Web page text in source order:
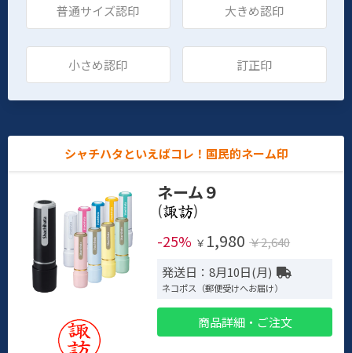
普通サイズ認印 大きめ認印
小さめ認印 訂正印
シャチハタといえばコレ！国民的ネーム印
ネーム９
(
)
-25% ￥ 1,980 ￥2,640
発送日：8月10日(月)
ネコポス（郵便受けへお届け）
商品詳細・ご注文